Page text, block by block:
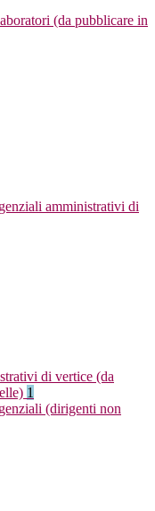
(da pubblicare in
amministrativi di
di vertice (da
1
(dirigenti non